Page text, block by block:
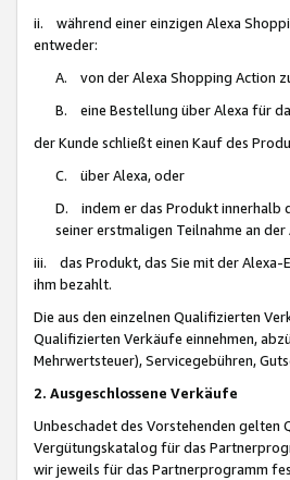
ii. während einer einzigen Alexa
entweder:
A. von der Alexa Shopping Action
B. eine Bestellung über Alexa für
der Kunde schließt einen Kauf des
C. über Alexa, oder
D. indem er das Produkt innerhalb
seiner erstmaligen Teilnahme an
iii. das Produkt, das Sie mit der Alexa-
ihm bezahlt.
Die aus den einzelnen Qualifizierten
Qualifizierten Verkäufe einnehmen,
Mehrwertsteuer), Servicegebühren,
2. Ausgeschlossene Verkäufe
Unbeschadet des Vorstehenden gelten
Vergütungskatalog für das
wir jeweils für das Partnerprogramm